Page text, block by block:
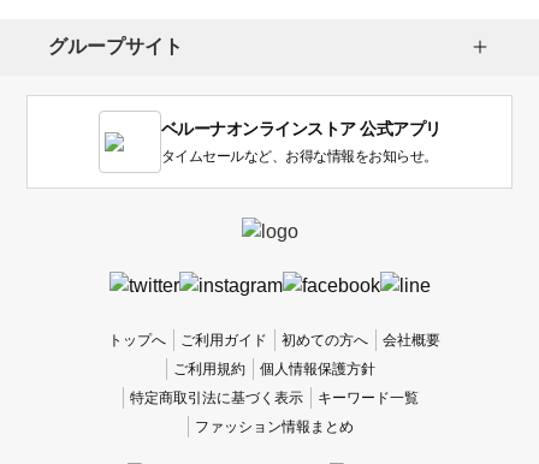
グループサイト
ベルーナオンラインストア 公式アプリ
タイムセールなど、お得な情報をお知らせ。
トップへ ご利用ガイド 初めての方へ
会社概要
ご利用規約
個人情報保護方針
特定商取引法に基づく表示
キーワード一覧
ファッション情報まとめ